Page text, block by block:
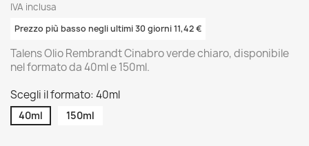
IVA inclusa
Prezzo più basso negli ultimi 30 giorni 11,42 €
Talens Olio Rembrandt Cinabro verde chiaro, disponibile
nel formato da 40ml e 150ml.
Scegli il formato: 40ml
40ml 150ml